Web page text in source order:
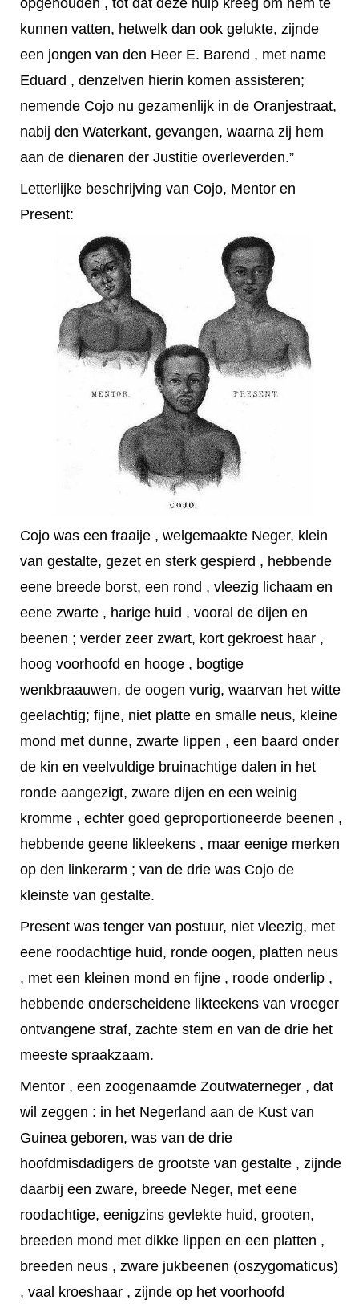
kunnen vatten, hetwelk dan ook gelukte, zijnde
een jongen van den Heer E. Barend , met name
Eduard , denzelven hierin komen assisteren;
nemende Cojo nu gezamenlijk in de Oranjestraat,
nabij den Waterkant, gevangen, waarna zij hem
aan de dienaren der Justitie overleverden.”
Letterlijke beschrijving van Cojo, Mentor en
Present:
Cojo was een fraaije , welgemaakte Neger, klein
van gestalte, gezet en sterk gespierd , hebbende
eene breede borst, een rond , vleezig lichaam en
eene zwarte , harige huid , vooral de dijen en
beenen ; verder zeer zwart, kort gekroest haar ,
hoog voorhoofd en hooge , bogtige
wenkbraauwen, de oogen vurig, waarvan het witte
geelachtig; fijne, niet platte en smalle neus, kleine
mond met dunne, zwarte lippen , een baard onder
de kin en veelvuldige bruinachtige dalen in het
ronde aangezigt, zware dijen en een weinig
kromme , echter goed geproportioneerde beenen ,
hebbende geene likleekens , maar eenige merken
op den linkerarm ; van de drie was Cojo de
kleinste van gestalte.
Present was tenger van postuur, niet vleezig, met
eene roodachtige huid, ronde oogen, platten neus
, met een kleinen mond en fijne , roode onderlip ,
hebbende onderscheidene likteekens van vroeger
ontvangene straf, zachte stem en van de drie het
meeste spraakzaam.
Mentor , een zoogenaamde Zoutwaterneger , dat
wil zeggen : in het Negerland aan de Kust van
Guinea geboren, was van de drie
hoofdmisdadigers de grootste van gestalte , zijnde
daarbij een zware, breede Neger, met eene
roodachtige, eenigzins gevlekte huid, grooten,
breeden mond met dikke lippen en een platten ,
breeden neus , zware jukbeenen (oszygomaticus)
, vaal kroeshaar , zijnde op het voorhoofd